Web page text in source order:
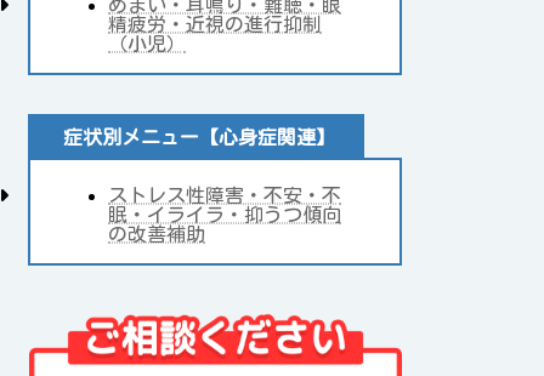
めまい・耳鳴り・難聴・眼
精疲労・近視の進行抑制
（小児）
症状別メニュー【心身症関連】
ストレス性障害・不安・不
眠・イライラ・抑うつ傾向
の改善補助